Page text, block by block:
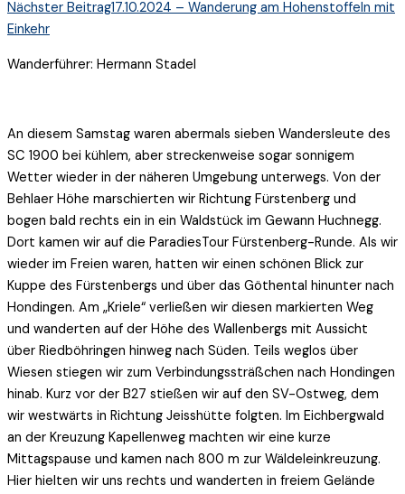
Nächster Beitrag17.10.2024 – Wanderung am Hohenstoffeln mit
Einkehr
Wanderführer: Hermann Stadel
An diesem Samstag waren abermals sieben Wandersleute des
SC 1900 bei kühlem, aber streckenweise sogar sonnigem
Wetter wieder in der näheren Umgebung unterwegs. Von der
Behlaer Höhe marschierten wir Richtung Fürstenberg und
bogen bald rechts ein in ein Waldstück im Gewann Huchnegg.
Dort kamen wir auf die ParadiesTour Fürstenberg-Runde. Als wir
wieder im Freien waren, hatten wir einen schönen Blick zur
Kuppe des Fürstenbergs und über das Göthental hinunter nach
Hondingen. Am „Kriele“ verließen wir diesen markierten Weg
und wanderten auf der Höhe des Wallenbergs mit Aussicht
über Riedböhringen hinweg nach Süden. Teils weglos über
Wiesen stiegen wir zum Verbindungssträßchen nach Hondingen
hinab. Kurz vor der B27 stießen wir auf den SV-Ostweg, dem
wir westwärts in Richtung Jeisshütte folgten. Im Eichbergwald
an der Kreuzung Kapellenweg machten wir eine kurze
Mittagspause und kamen nach 800 m zur Wäldeleinkreuzung.
Hier hielten wir uns rechts und wanderten in freiem Gelände